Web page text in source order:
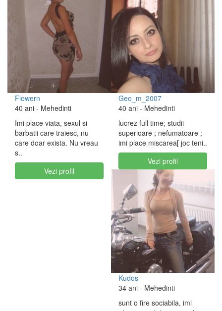
Flowern
40 ani - Mehedinti
Imi place viata, sexul si
barbatii care traiesc, nu
care doar exista. Nu vreau
s..
Vezi profil
Geo_m_2007
40 ani - Mehedinti
lucrez full time; studii
superioare ; nefumatoare ;
imi place miscarea[ joc teni..
Vezi profil
Kudos
34 ani - Mehedinti
sunt o fire sociabila, imi